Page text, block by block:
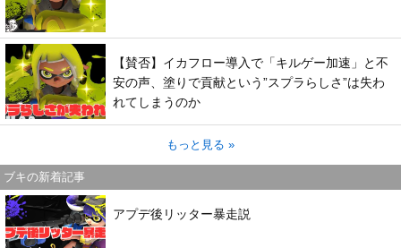
【賛否】イカフロー導入で「キルゲー加速」と不
安の声、塗りで貢献という”スプラらしさ”は失わ
れてしまうのか
もっと見る »
ブキの新着記事
アプデ後リッター暴走説